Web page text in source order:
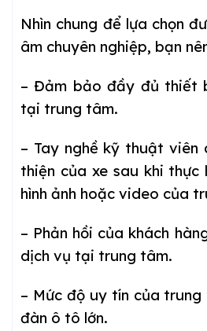
Nhìn chung để lựa chọn
âm chuyên nghiệp, bạn
– Đảm bảo đầy đủ thiết
tại trung tâm.
– Tay nghề kỹ thuật viên
thiện của xe sau khi thực
hình ảnh hoặc video của
– Phản hồi của khách
dịch vụ tại trung tâm.
– Mức độ uy tín của
đàn ô tô lớn.